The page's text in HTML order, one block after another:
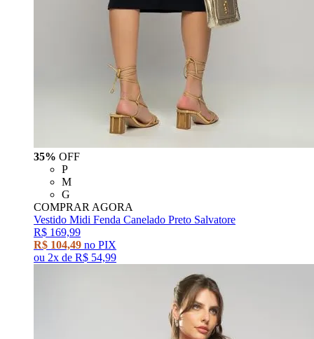
35% OFF
P
M
G
COMPRAR AGORA
Vestido Midi Fenda Canelado Preto Salvatore
R$ 169,99
R$ 104,49 no PIX
ou 2x de R$ 54,99